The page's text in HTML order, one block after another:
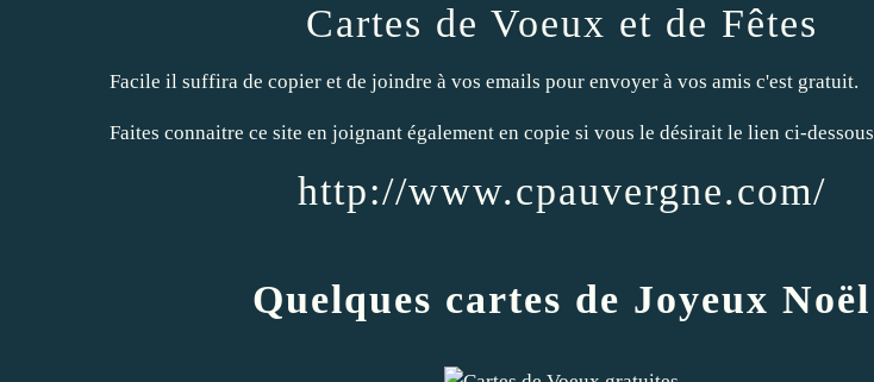
Cartes de Voeux et de Fêtes
Facile il suffira de copier et de joindre à vos emails pour envoyer à vos amis c'est gratuit.
Faites connaitre ce site en joignant également en copie si vous le désirait le lien ci-dessous
http://www.cpauvergne.com/
Quelques cartes de Joyeux Noël